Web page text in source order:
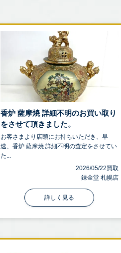
香炉 薩摩焼 詳細不明のお買い取り
をさせて頂きました。
お客さまより店頭にお持ちいただき、早
速、香炉 薩摩焼 詳細不明の査定をさせてい
た...
2026/05/22買取
錬金堂 札幌店
詳しく見る